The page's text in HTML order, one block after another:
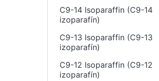
C9-14 Isoparaffin (C9-14
izoparafín)
C9-13 Isoparaffin (C9-13
izoparafín)
C9-12 Isoparaffin (C9-12
izoparafín)